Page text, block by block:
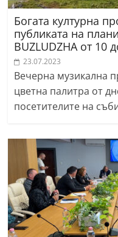
Богата културна
публиката на
BUZLUDZHA от 10
23.07.2023
Вечерна музикална
цветна палитра от
посетителите на